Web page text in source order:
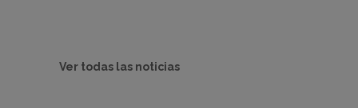
Ver todas las noticias